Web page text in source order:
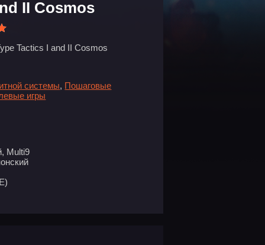
II Cosmos
Tactics I and II Cosmos
системы, Пошаговые
игры
Multi9